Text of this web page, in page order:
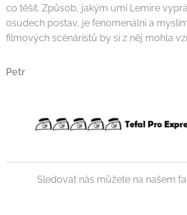
co těšit. Způsob, jakým umí Lemire
osudech postav, je fenomenální a
filmových scénáristů by si z něj mohla
Petr
Sledovat nás můžete na našem